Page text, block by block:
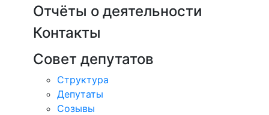
Отчёты о деятельности
Контакты
Совет депутатов
Структура
Депутаты
Созывы